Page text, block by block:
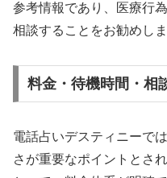
参考情報であり、医療行
相談することをお勧めしま
料金・待機時間・相
電話占いデスティニーで
さが重要なポイントとさ